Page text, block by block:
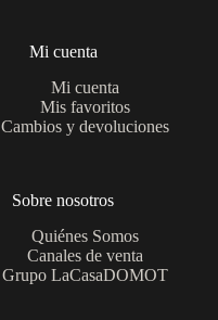
Mi cuenta
Mi cuenta
Mis favoritos
Cambios y devoluciones
Sobre nosotros
Quiénes Somos
Canales de venta
Grupo LaCasaDOMOT